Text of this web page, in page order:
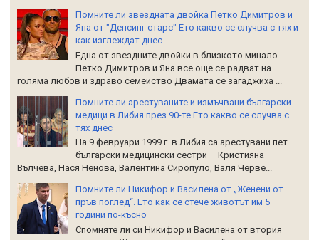
Помните ли звездната двойка Петко Димитров и
Яна от "Денсинг старс" Ето какво се случва с тях и
как изглеждат днес
Една от звездните двойки в близкото минало -
Петко Димитров и Яна все още се радват на
голяма любов и здраво семейство Двамата се загаджиха ...
Помните ли арестуваните и измъчвани български
медици в Либия през 90-те.Ето какво се случва с
тях днес
На 9 февруари 1999 г. в Либия са арестувани пет
български медицински сестри – Кристияна
Вълчева, Нася Ненова, Валентина Сиропуло, Валя Черве...
Помните ли Никифор и Василена от „Женени от
пръв поглед“. Ето как се стече животът им 5
години по-късно
Спомняте ли си Никифор и Василена от втория